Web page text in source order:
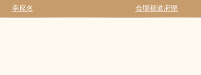
幸座名 会場都道府県